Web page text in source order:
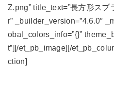
Z.png” title_text=”長方形スプ
r” _builder_version=”4.6.0″
obal_colors_info=”{}”
t”][/et_pb_image][/
ction]